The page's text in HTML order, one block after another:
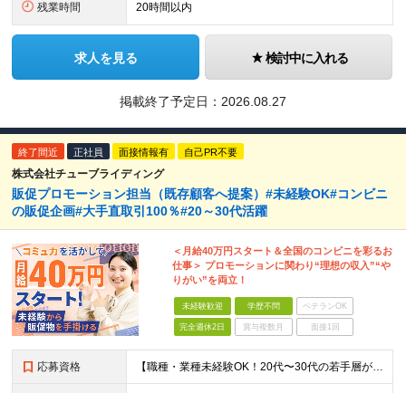
残業時間 20時間以内
求人を見る 検討中に入れる
掲載終了予定日： 2026.08.27
終了間近 正社員 面接情報有 自己PR不要
株式会社チューブライディング
販促プロモーション担当（既存顧客へ提案）#未経験OK#コンビニ
の販促企画#大手直取引100％#20～30代活躍
＜月給40万円スタート＆全国のコンビニを彩るお
仕事＞ プロモーションに関わり“理想の収入”“や
りがい”を両立！
未経験歓迎 学歴不問 ベテランOK
完全週休2日 賞与複数月 面接1回
応募資格 【職種・業種未経験OK！20代〜30代の若手層が活躍中！学歴不問】 ●基本的なPC操作ができる方 └タイピング入力、Excel・PowerPointでの簡単な資料作成など ●接客・販売など、何らかの顧